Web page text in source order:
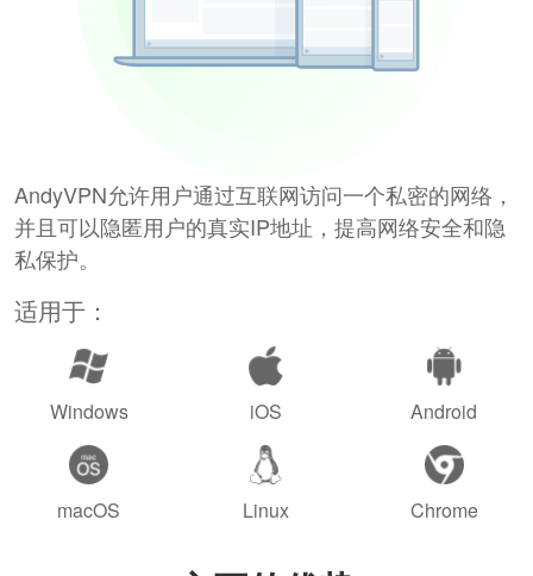
AndyVPN允许用户通过互联网访问一个私密的网络，
并且可以隐匿用户的真实IP地址，提高网络安全和隐
私保护。
适用于：
Windows iOS Android
macOS Linux Chrome